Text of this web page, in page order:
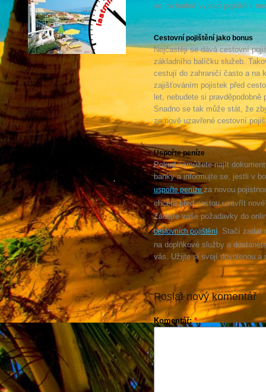
se rozhodně vyplatí pojištění
Cestovní pojištění jako bonus
Nejčastěji se dává cestovní
základního balíčku služeb.
cestují do zahraničí často a na
zajišťováním pojistek před
let, nebudete si
Snadno se tak může stát, že
za nově uzavřené cestovní
Uspořte peníze
Pokud nemůžete najít
banky a informujte se, jestli v
uspořte peníze za novou
chcete před cestou uzavřít
Zadejte vaše požadavky do
cestovních pojištění. Stačí zadat
na doplňkové služby a
vás. Užijte si svojí dovolenou a
Poslat nový komentář
Komentář:*